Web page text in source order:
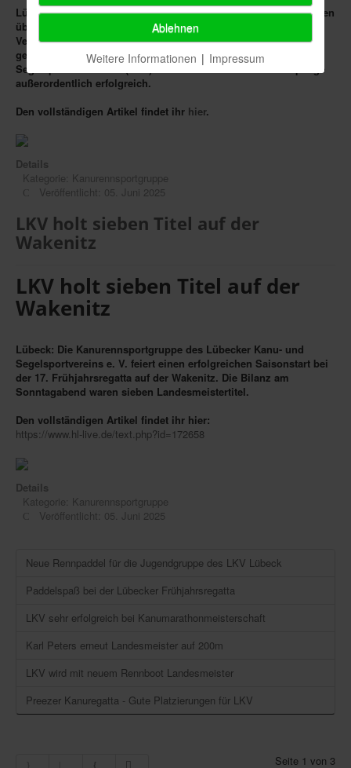
Lübeck: Auf der 36. Plöner Regatta am 24. und 25. Mai 2025 traten
über 100 Athletinnen und Athleten von 20 unterschiedlichen
Vereinen aus überwiegend Nord- und Ostdeutschland
gegeneinander an. Für das Team des Lübecker Kanu- und
Segelsportverein e. V. (LKV) verliefen die beiden Wettkampftage
außerordentlich erfolgreich.
Den vollständigen Artikel findet ihr hier.
Details
Kategorie: Kanurennsportgruppe
Veröffentlicht: 05. Juni 2025
LKV holt sieben Titel auf der
Wakenitz
LKV holt sieben Titel auf der
Wakenitz
Lübeck: Die Kanurennsportgruppe des Lübecker Kanu- und
Segelsportvereins e. V. feiert einen erfolgreichen Saisonstart bei
der 17. Frühjahrsregatta auf der Wakenitz. Die Bilanz am
Sonntagabend waren sieben Landesmeistertitel.
Den vollständigen Artikel findet ihr hier:
https://www.hl-live.de/text.php?id=172658
Details
Kategorie: Kanurennsportgruppe
Veröffentlicht: 05. Juni 2025
Neue Rennpaddel für die Jugendgruppe des LKV Lübeck
Paddelspaß bei der Lübecker Frühjahrsregatta
LKV sehr erfolgreich bei Kanumarathonmeisterschaft
Karl Peters erneut Landesmeister auf 200m
LKV wird mit neuem Rennboot Landesmeister
Preezer Kanuregatta - Gute Platzierungen für LKV
Seite 1 von 3
Ablehnen
Weitere Informationen | Impressum